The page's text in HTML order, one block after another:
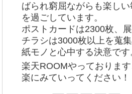
ばられ窮屈ながらも楽しい
を過ごしています。
ポストカードは2300枚、
チラシは3000枚以上を蒐集
紙モノと心中する決意です
楽天ROOMやっておりま
楽にみていってください！